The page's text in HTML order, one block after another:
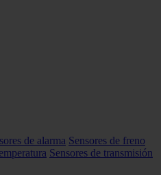
de alarma Sensores de freno
Sensores de transmisión